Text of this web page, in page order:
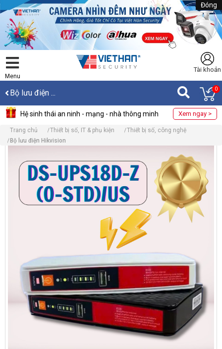
Đóng
Menu
Tài khoản
Bộ lưu điện ... 0
Hệ sinh thái an ninh - mạng - nhà thông minh Xem ngay >
Trang chủ Thiết bị số, IT & phụ kiện
Thiết bị số, công nghệ
Bộ lưu điện Hikvision